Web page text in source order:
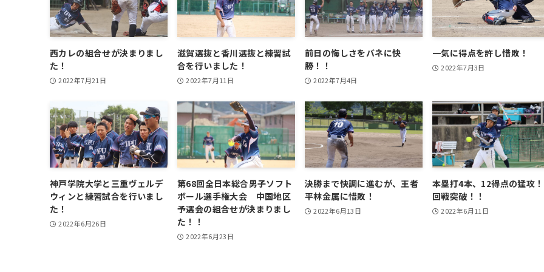
西カレの組合せが決まりまし
た！
2022年7月21日
滋賀選抜と香川選抜と練習試
合を行いました！
2022年7月11日
前日の悔しさをバネに快
勝！！
2022年7月4日
一気に得点を許し惜敗！
2022年7月3日
神戸学院大学と三重ヴェルデ
ウィンと練習試合を行いまし
た！
2022年6月26日
第68回全日本総合男子ソフト
ボール選手権大会 中国地区
予選会の組合せが決まりまし
た！！
2022年6月23日
決勝まで快調に進むが、王者
平林金属に惜敗！
2022年6月13日
本塁打4本、12得点の猛攻
回戦突破！！
2022年6月11日